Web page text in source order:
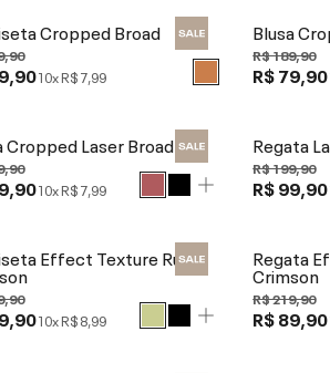
Cropped Broad
10xR$ 7,99
Blusa
R$ 189,90
R$ 79,90
Cropped Laser Broad
10xR$ 7,99
Regata
R$ 199,90
R$ 99,90
Effect Texture Run
10xR$ 8,99
Regata
Crimson
R$ 219,90
R$ 89,90